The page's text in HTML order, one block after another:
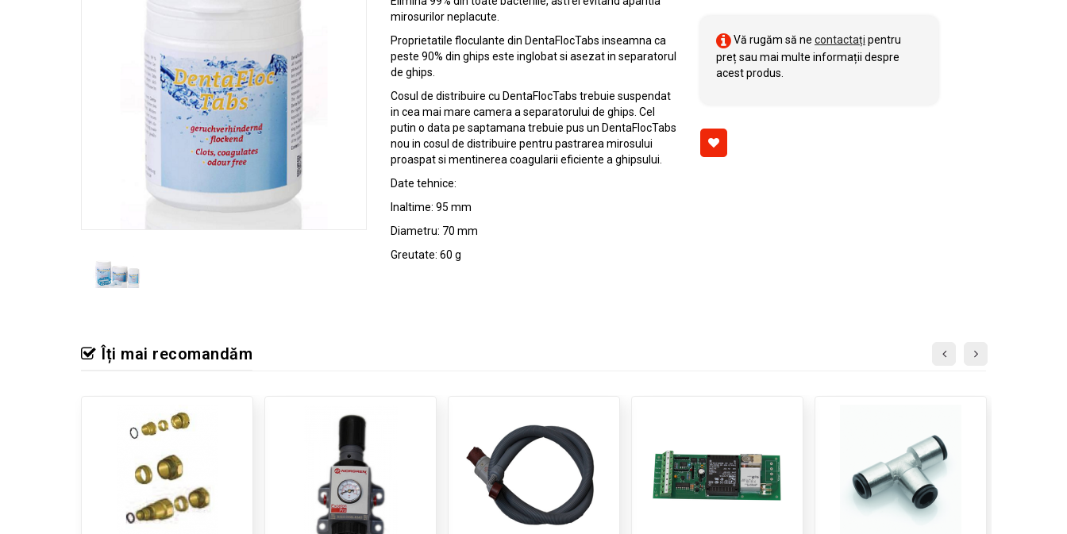
mirosurilor neplacute.
Proprietatile floculante din DentaFlocTabs inseamna ca
peste 90% din ghips este inglobat si asezat in separatorul
de ghips.
Cosul de distribuire cu DentaFlocTabs trebuie suspendat
in cea mai mare camera a separatorului de ghips. Cel
putin o data pe saptamana trebuie pus un DentaFlocTabs
nou in cosul de distribuire pentru pastrarea mirosului
proaspat si mentinerea coagularii eficiente a ghipsului.
Date tehnice:
Inaltime: 95 mm
Diametru: 70 mm
Greutate: 60 g
Vă rugăm să ne contactați pentru
preț sau mai multe informații despre
acest produs.
Îți mai recomandăm